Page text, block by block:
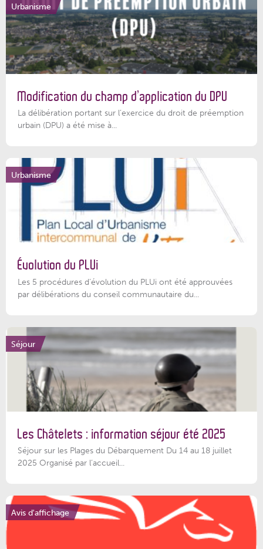
Urbanisme
Modification du champ d’application du DPU
La délibération portant sur l’exercice du droit de préemption
urbain (DPU) a été mise à...
Urbanisme
Évolution du PLUi
Les 5 procédures d’évolution du PLUi ont été approuvées
par délibérations du conseil communautaire du...
Séjour
Les Châtelets : information séjour été 2025
Séjour sur les Plages du Débarquement Du 14 au 18 juillet
2025 Organisé par l’accueil...
Avis d'affichage